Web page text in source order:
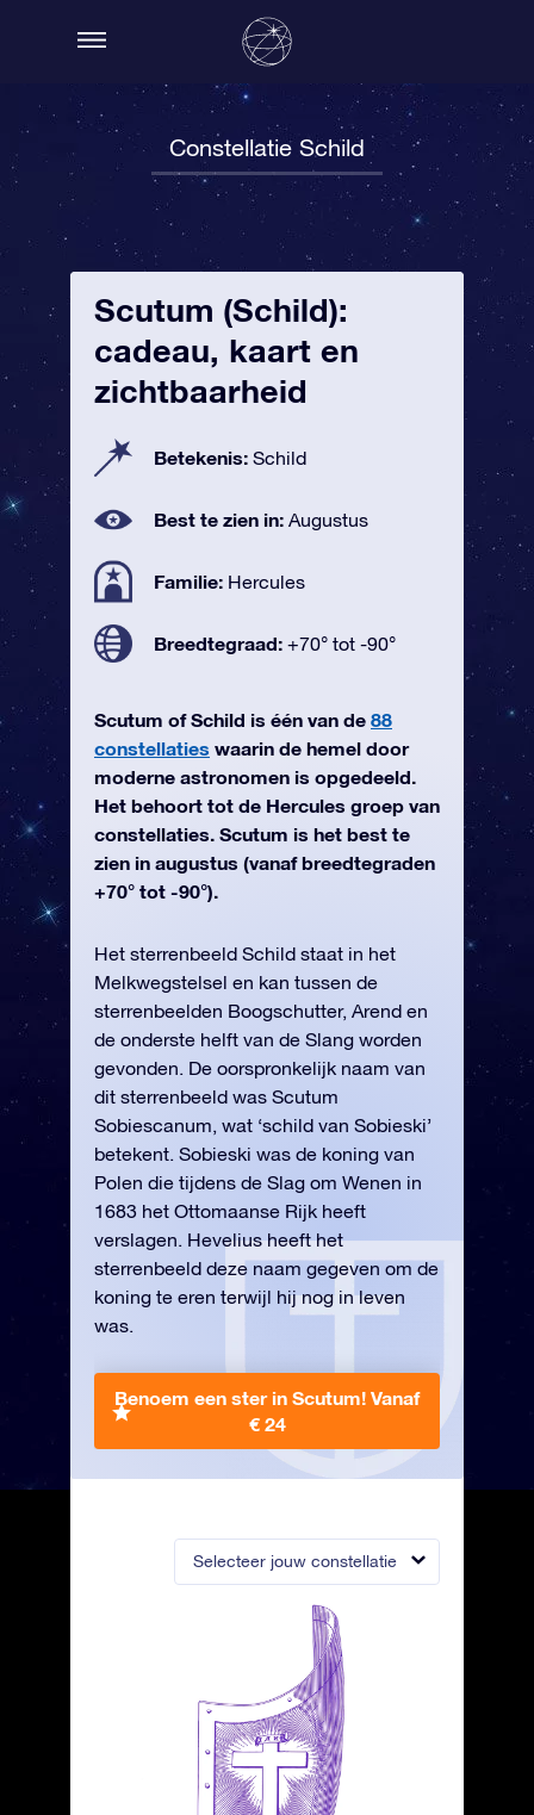
Constellatie Schild
Selecteer jouw constellatie
Scutum (Schild):
cadeau, kaart en
zichtbaarheid
Betekenis: Schild
Best te zien in: Augustus
Familie: Hercules
Breedtegraad: +70° tot -90°
Scutum of Schild is één van de 88
constellaties waarin de hemel door
moderne astronomen is opgedeeld.
Het behoort tot de Hercules groep van
constellaties. Scutum is het best te
zien in augustus (vanaf breedtegraden
+70° tot -90°).
Het sterrenbeeld Schild staat in het
Melkwegstelsel en kan tussen de
sterrenbeelden Boogschutter, Arend en
de onderste helft van de Slang worden
gevonden. De oorspronkelijk naam van
dit sterrenbeeld was Scutum
Sobiescanum, wat ‘schild van Sobieski’
betekent. Sobieski was de koning van
Polen die tijdens de Slag om Wenen in
1683 het Ottomaanse Rijk heeft
verslagen. Hevelius heeft het
sterrenbeeld deze naam gegeven om de
koning te eren terwijl hij nog in leven
was.
Benoem een ster in Scutum! Vanaf
€ 24